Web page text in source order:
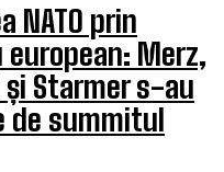
NATO prin
Merz,
Starmer s-au
de summitul